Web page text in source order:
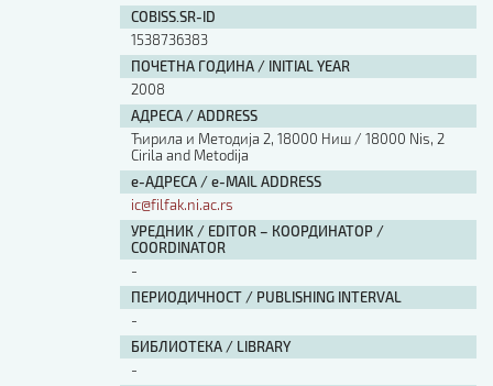
COBISS.SR-ID
1538736383
ПОЧЕТНА ГОДИНА / INITIAL YEAR
2008
АДРЕСА / ADDRESS
Ћирила и Методија 2, 18000 Ниш / 18000 Nis, 2
Cirila and Metodija
е-АДРЕСА / e-MAIL ADDRESS
ic@filfak.ni.ac.rs
УРЕДНИК / EDITOR – КООРДИНАТОР /
COORDINATOR
-
ПЕРИОДИЧНОСТ / PUBLISHING INTERVAL
-
БИБЛИОТЕКА / LIBRARY
-